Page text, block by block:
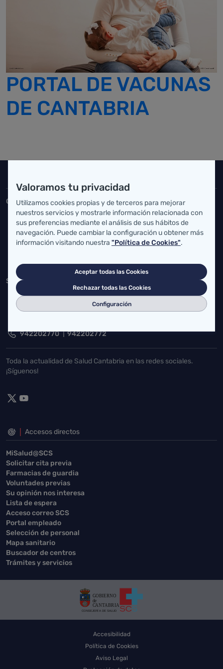
PORTAL DE VACUNAS
DE CANTABRIA
Inicio del pie de página
Consejería de Salud
Federico Vial 13, 39009 Santander, Cantabria
atencionusuario@cantabria.es
Servicio Cántabro de Salud
Cardenal Herrera Oria, S/N 39011 Santander, Cantabria
942202770 942202772
Toda la actualidad de Salud Cantabria en las redes sociales.
¡Síguenos!
Accesos directos
MiSalud@SCS
Solicitar cita previa
Farmacias de guardia
Voluntades previas
Su opinión nos interesa
Lista de espera
Acceso correo SCS
Portal empleado
Selección de personal
Mapa sanitario
Buscador de centros
Trámites y servicios
Accesibilidad
Política de Cookies
Aviso Legal
Valoramos tu privacidad
Utilizamos cookies propias y de terceros para mejorar
nuestros servicios y mostrarle información relacionada con
sus preferencias mediante el análisis de sus hábitos de
navegación. Puede cambiar la configuración u obtener más
información visitando nuestra "Política de Cookies".
Aceptar todas las Cookies
Rechazar todas las Cookies
Configuración